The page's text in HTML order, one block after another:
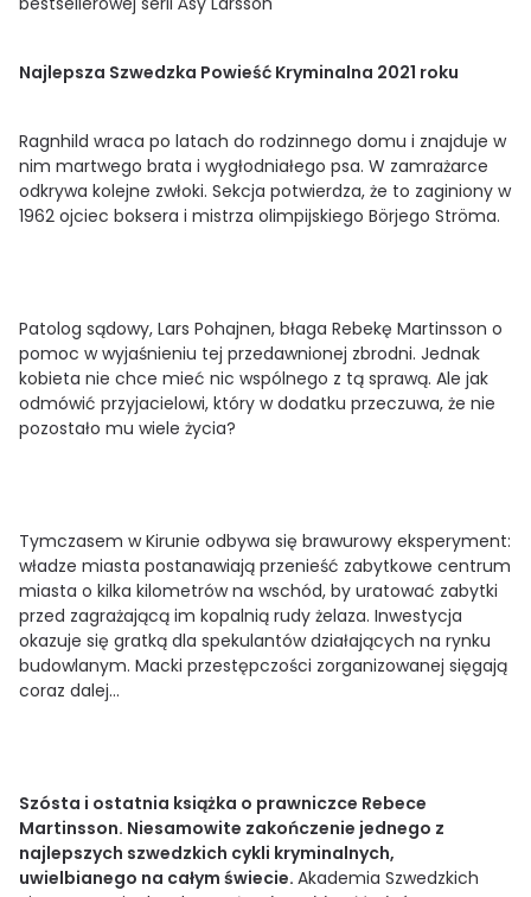
Najlepsza Szwedzka Powieść Kryminalna 2021 roku
Ragnhild wraca po latach do rodzinnego domu i znajduje w
nim martwego brata i wygłodniałego psa. W zamrażarce
odkrywa kolejne zwłoki. Sekcja potwierdza, że to zaginiony w
1962 ojciec boksera i mistrza olimpijskiego Börjego Ströma.
Patolog sądowy, Lars Pohajnen, błaga Rebekę Martinsson o
pomoc w wyjaśnieniu tej przedawnionej zbrodni. Jednak
kobieta nie chce mieć nic wspólnego z tą sprawą. Ale jak
odmówić przyjacielowi, który w dodatku przeczuwa, że nie
pozostało mu wiele życia?
Tymczasem w Kirunie odbywa się brawurowy eksperyment:
władze miasta postanawiają przenieść zabytkowe centrum
miasta o kilka kilometrów na wschód, by uratować zabytki
przed zagrażającą im kopalnią rudy żelaza. Inwestycja
okazuje się gratką dla spekulantów działających na rynku
budowlanym. Macki przestępczości zorganizowanej sięgają
coraz dalej…
Szósta i ostatnia książka o prawniczce Rebece
Martinsson. Niesamowite zakończenie jednego z
najlepszych szwedzkich cykli kryminalnych,
uwielbianego na całym świecie. Akademia Szwedzkich